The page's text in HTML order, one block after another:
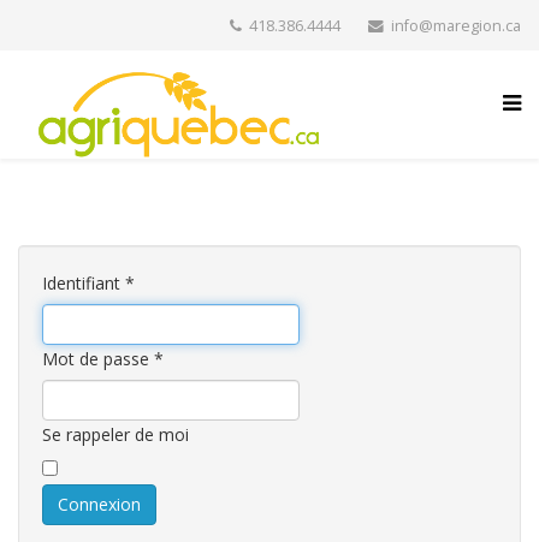
418.386.4444 info@maregion.ca
Identifiant *
Mot de passe *
Se rappeler de moi
Connexion